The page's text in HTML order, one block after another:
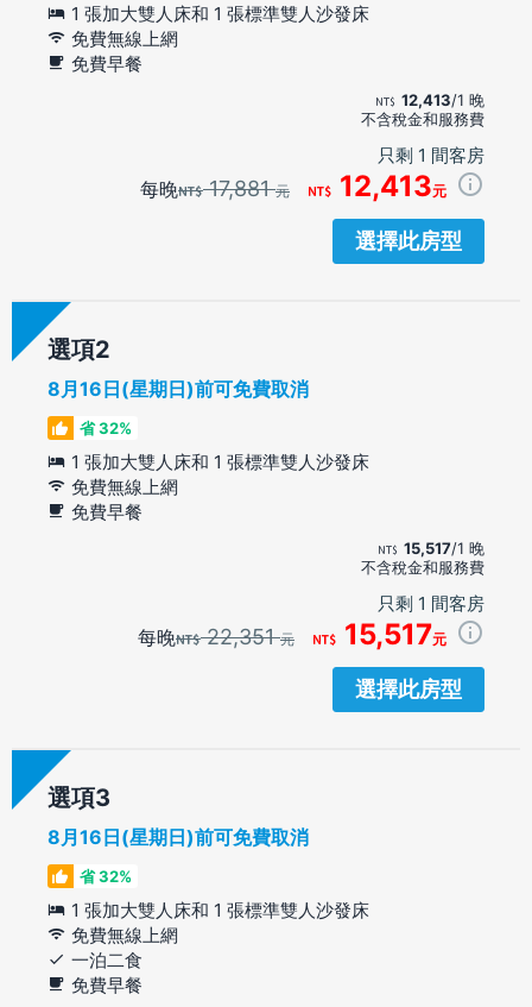
1 張加大雙人床和 1 張標準雙人沙發床
免費無線上網
免費早餐
12,413/1 晚
不含稅金和服務費
只剩 1 間客房
每晚 17,881元 12,413元
選擇此房型
選項
8月16日(星期日)前可免費取消
省 32%
1 張加大雙人床和 1 張標準雙人沙發床
免費無線上網
免費早餐
15,517/1 晚
不含稅金和服務費
只剩 1 間客房
每晚 22,351元 15,517元
選擇此房型
選項
8月16日(星期日)前可免費取消
省 32%
1 張加大雙人床和 1 張標準雙人沙發床
免費無線上網
一泊二食
免費早餐